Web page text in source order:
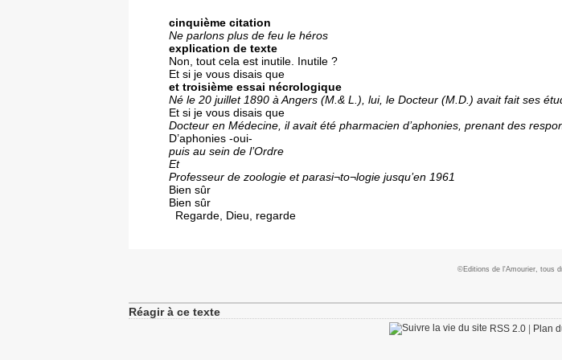
cinquième citation
Ne parlons plus de feu le héros
explication de texte
Non, tout cela est inutile. Inutile ?
Et si je vous disais que
et troisième essai nécrologique
Né le 20 juillet 1890 à Angers (M.& L.), lui, le Docteur (M.D.) avait fait ses
Et si je vous disais que
Docteur en Médecine, il avait été pharmacien d’aphonies, prenant des
D’aphonies -oui-
puis au sein de l’Ordre
Et
Professeur de zoologie et parasi¬to¬logie jusqu’en 1961
Bien sûr
Bien sûr
Regarde, Dieu, regarde
©Editions de l'Amourier, tous
Réagir à ce texte
RSS 2.0 | Plan